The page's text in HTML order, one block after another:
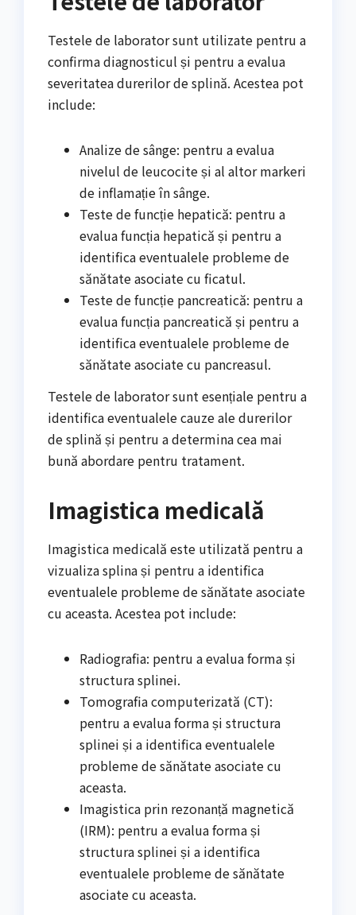
Testele de laborator sunt utilizate pentru a
confirma diagnosticul și pentru a evalua
severitatea durerilor de splină. Acestea pot
include:
Analize de sânge: pentru a evalua
nivelul de leucocite și al altor markeri
de inflamație în sânge.
Teste de funcție hepatică: pentru a
evalua funcția hepatică și pentru a
identifica eventualele probleme de
sănătate asociate cu ficatul.
Teste de funcție pancreatică: pentru a
evalua funcția pancreatică și pentru a
identifica eventualele probleme de
sănătate asociate cu pancreasul.
Testele de laborator sunt esențiale pentru a
identifica eventualele cauze ale durerilor
de splină și pentru a determina cea mai
bună abordare pentru tratament.
Imagistica medicală
Imagistica medicală este utilizată pentru a
vizualiza splina și pentru a identifica
eventualele probleme de sănătate asociate
cu aceasta. Acestea pot include:
Radiografia: pentru a evalua forma și
structura splinei.
Tomografia computerizată (CT):
pentru a evalua forma și structura
splinei și a identifica eventualele
probleme de sănătate asociate cu
aceasta.
Imagistica prin rezonanță magnetică
(IRM): pentru a evalua forma și
structura splinei și a identifica
eventualele probleme de sănătate
asociate cu aceasta.